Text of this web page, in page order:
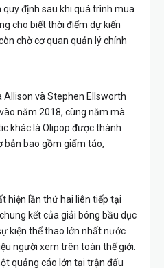
định sau khi quá trình mua
cho biết thời điểm dự kiến
chờ cơ quan quản lý chính
Allison và Stephen Ellsworth
năm 2018, cùng năm mà
khác là Olipop được thành
bản bao gồm giấm táo,
hiện lần thứ hai liên tiếp tại
kết của giải bóng bầu dục
kiện thể thao lớn nhất nước
người xem trên toàn thế giới.
quảng cáo lớn tại trận đấu